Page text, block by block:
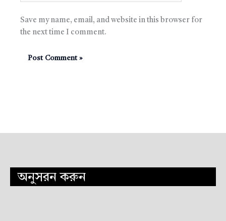
Save my name, email, and website in this browser for
the next time I comment.
অনুসরন করুন